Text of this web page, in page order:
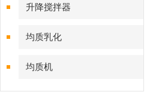
升降搅拌器
均质乳化
均质机